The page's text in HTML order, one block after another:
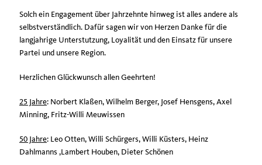
Solch ein Engagement über Jahrzehnte hinweg ist alles andere als
selbstverständlich. Dafür sagen wir von Herzen Danke für die
langjahrige Unterstutzung, Loyalität und den Einsatz für unsere
Partei und unsere Region.
Herzlichen Glückwunsch allen Geehrten!
25 Jahre: Norbert Klaßen, Wilhelm Berger, Josef Hensgens, Axel
Minning, Fritz-Willi Meuwissen
50 Jahre: Leo Otten, Willi Schürgers, Willi Küsters, Heinz
Dahlmanns ,Lambert Houben, Dieter Schönen